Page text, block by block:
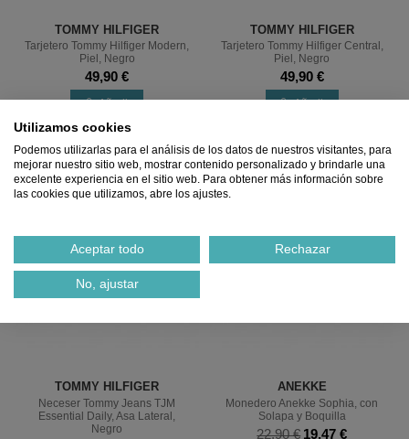
TOMMY HILFIGER
Tarjetero Tommy Hilfiger Modern,
Piel, Negro
49,90 €
Añadir
TOMMY HILFIGER
Tarjetero Tommy Hilfiger Central,
Piel, Negro
49,90 €
Añadir
%
TOMMY HILFIGER
Neceser Tommy Jeans TJM
Essential Daily, Asa Lateral,
Negro
%
ANEKKE
Monedero Anekke Sophia, con
Solapa y Boquilla
22,90 € 19,47 €
Utilizamos cookies
Podemos utilizarlas para el análisis de los datos de nuestros visitantes, para
mejorar nuestro sitio web, mostrar contenido personalizado y brindarle una
excelente experiencia en el sitio web. Para obtener más información sobre
las cookies que utilizamos, abre los ajustes.
Aceptar todo Rechazar
No, ajustar